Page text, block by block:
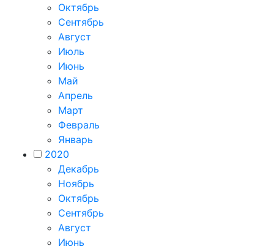
Октябрь
Сентябрь
Август
Июль
Июнь
Май
Апрель
Март
Февраль
Январь
2020
Декабрь
Ноябрь
Октябрь
Сентябрь
Август
Июнь